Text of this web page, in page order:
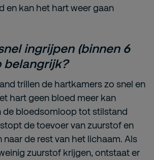
en kan het hart weer gaan
ingrijpen (binnen 6
belangrijk?
trillen de hartkamers zo snel en
hart geen bloed meer kan
de bloedsomloop tot stilstand
de toevoer van zuurstof en
de rest van het lichaam. Als
zuurstof krijgen, ontstaat er